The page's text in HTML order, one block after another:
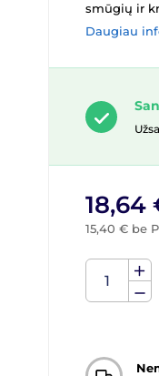
smūgių ir
Daugiau
18,64
15,40 € be